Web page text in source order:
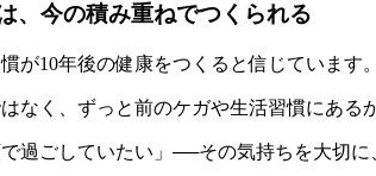
、今の積み重ねでつくられる
が10年後の健康をつくると信じています。
なく、ずっと前のケガや生活習慣にあ
で過ごしていたい」──その気持ちを大切